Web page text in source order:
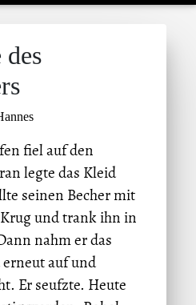
fiel auf den
legte das Kleid
seinen Becher mit
und trank ihn in
nahm er das
auf und
Er seufzte. Heute